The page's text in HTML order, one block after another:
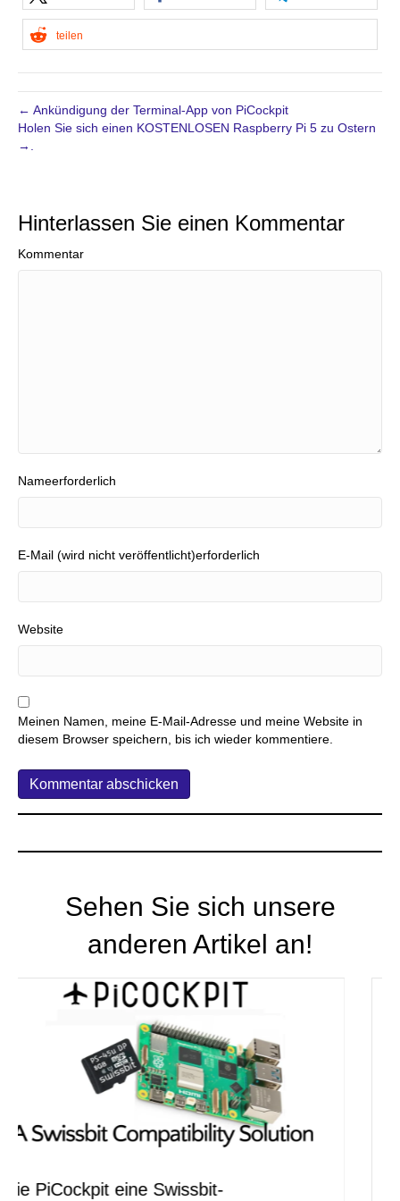
teilen
← Ankündigung der Terminal-App von PiCockpit
Holen Sie sich einen KOSTENLOSEN Raspberry Pi 5 zu Ostern
→.
Hinterlassen Sie einen Kommentar
Kommentar
Nameerforderlich
E-Mail (wird nicht veröffentlicht)erforderlich
Website
Meinen Namen, meine E-Mail-Adresse und meine Website in
diesem Browser speichern, bis ich wieder kommentiere.
Sehen Sie sich unsere
anderen Artikel an!
Wir verwerfen unsere Sensor-Apps